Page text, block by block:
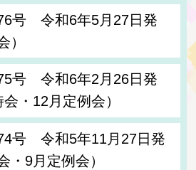
号 令和6年5月27日発
）
号 令和6年2月26日発
・12月定例会）
号 令和5年11月27日発
・9月定例会）